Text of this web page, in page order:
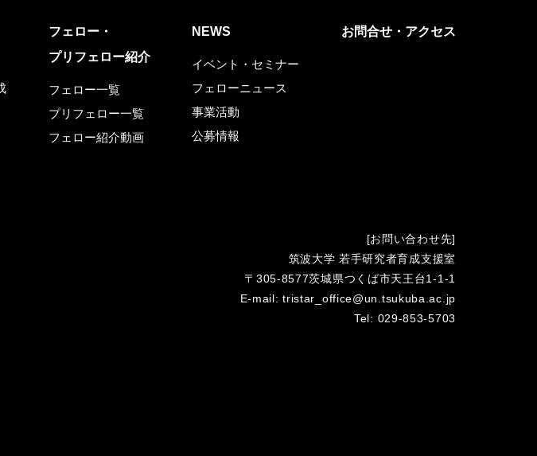
フェロー・
プリフェロー紹介
フェロー一覧
プリフェロー一覧
フェロー紹介動画
NEWS
イベント・セミナー
フェローニュース
事業活動
公募情報
お問合せ・アクセス
[お問い合わせ先]
筑波大学 若手研究者育成支援室
〒305-8577茨城県つくば市天王台1-1-1
E-mail: tristar_office@un.tsukuba.ac.jp
Tel: 029-853-5703